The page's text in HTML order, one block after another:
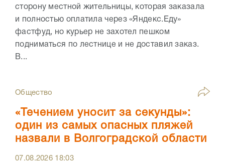
сторону местной жительницы, которая заказала
и полностью оплатила через «Яндекс.Еду»
фастфуд, но курьер не захотел пешком
подниматься по лестнице и не доставил заказ.
В...
Общество
«Течением уносит за секунды»:
один из самых опасных пляжей
назвали в Волгоградской области
07.08.2026 18:03